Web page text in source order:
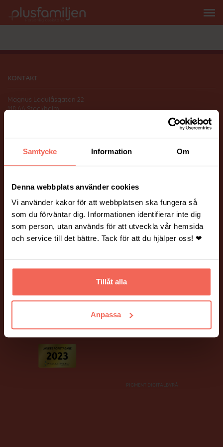
Samtycke Information Om
Denna webbplats använder cookies
Vi använder kakor för att webbplatsen ska fungera så
som du förväntar dig. Informationen identifierar inte dig
som person, utan används för att utveckla vår hemsida
och service till det bättre. Tack för att du hjälper oss! ❤
Tillåt alla
Anpassa
KONTAKT
Magnus Ladulåsgatan 22
118 66 Stockholm
FÖLJ OSS
Instagram
ÖVRIGT
Vanliga frågor och svar. Hantering av personuppgifter.
Ett stort tack till våra fina kunder som har ställt upp som modeller!
PIGMENT DIGITALBYRÅ